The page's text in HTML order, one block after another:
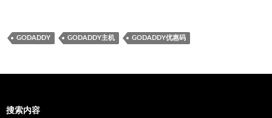
GODADDY GODADDY主机 GODADDY优惠码
搜索内容